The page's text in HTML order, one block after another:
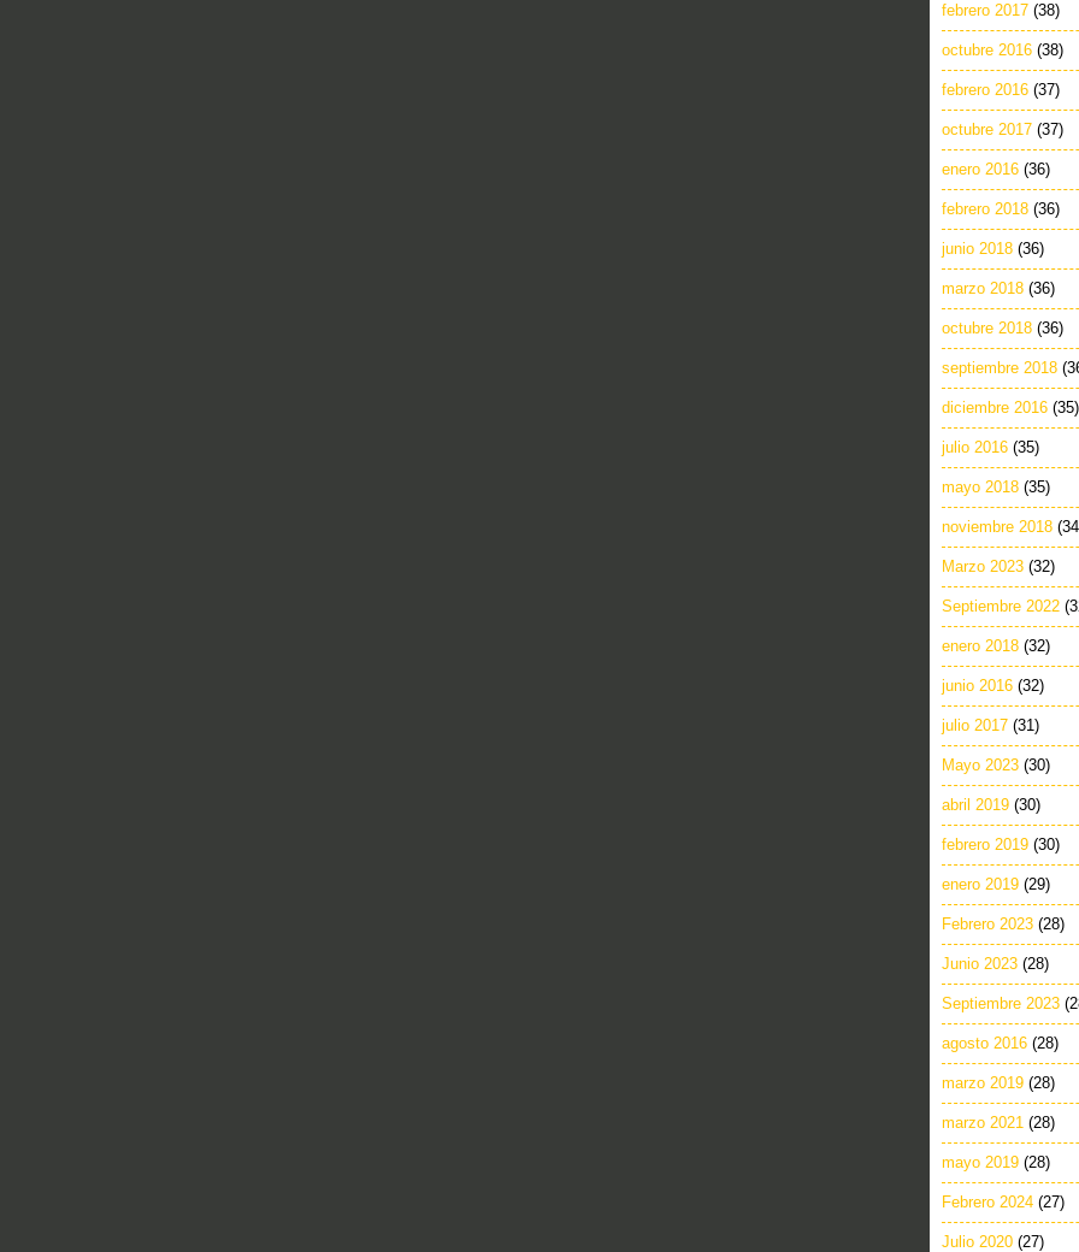
febrero 2017 (38)
octubre 2016 (38)
febrero 2016 (37)
octubre 2017 (37)
enero 2016 (36)
febrero 2018 (36)
junio 2018 (36)
marzo 2018 (36)
octubre 2018 (36)
septiembre 2018
diciembre 2016 (35)
julio 2016 (35)
mayo 2018 (35)
noviembre 2018
Marzo 2023 (32)
Septiembre 2022
enero 2018 (32)
junio 2016 (32)
julio 2017 (31)
Mayo 2023 (30)
abril 2019 (30)
febrero 2019 (30)
enero 2019 (29)
Febrero 2023 (28)
Junio 2023 (28)
Septiembre 2023
agosto 2016 (28)
marzo 2019 (28)
marzo 2021 (28)
mayo 2019 (28)
Febrero 2024 (27)
Julio 2020 (27)